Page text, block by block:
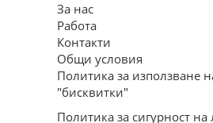
За нас
Работа
Контакти
Общи условия
Политика за използване
"бисквитки"
Политика за сигурност